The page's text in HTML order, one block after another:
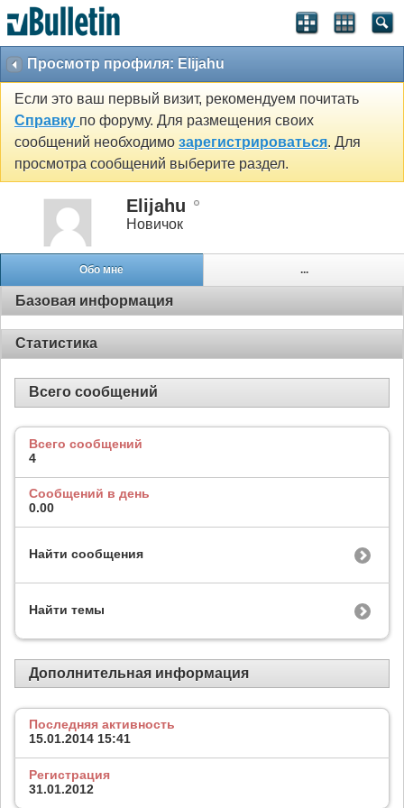
Просмотр профиля: Elijahu
Если это ваш первый визит, рекомендуем почитать
Справку по форуму. Для размещения своих
сообщений необходимо зарегистрироваться. Для
просмотра сообщений выберите раздел.
Elijahu
Новичок
Обо мне ...
Базовая информация
Статистика
Всего сообщений
Всего сообщений
4
Сообщений в день
0.00
Найти сообщения
Найти темы
Дополнительная информация
Последняя активность
15.01.2014 15:41
Регистрация
31.01.2012